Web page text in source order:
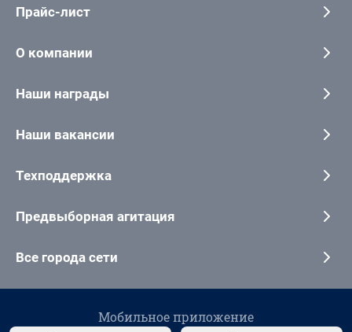
Прайс-лист
О компании
Наши награды
Наши вакансии
Техподдержка
Предвыборная агитация
Все города сети
Мобильное приложение